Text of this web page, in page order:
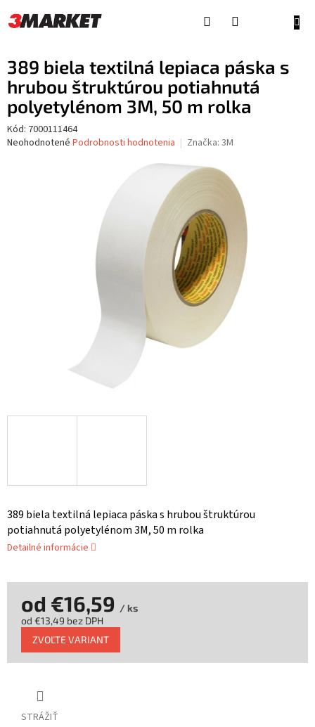
na
obsah
389 biela textilná lepiaca páska s
hrubou štruktúrou potiahnutá
polyetylénom 3M, 50 m rolka
Kód: 7000111464
Priemerné
Neohodnotené Podrobnosti hodnotenia Značka: 3M
389 biela textilná lepiaca páska s hrubou štruktúrou
potiahnutá polyetylénom 3M, 50 m rolka
Detailné informácie
STRÁŽIŤ
od €16,59 / ks
od €13,49 bez DPH
Jednotková
cena:
ZVOĽTE VARIANT